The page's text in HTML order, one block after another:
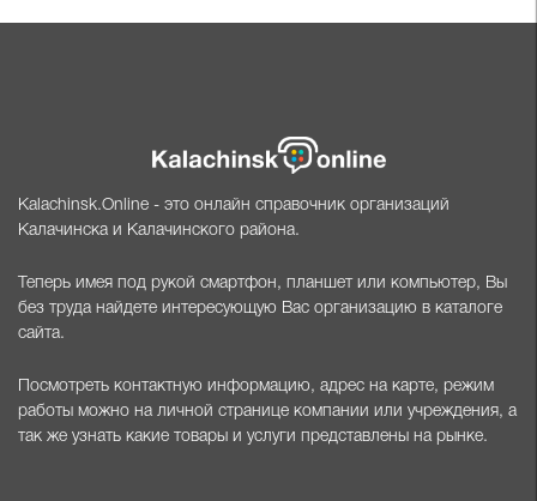
Kalachinsk.Online - это онлайн справочник организаций
Калачинска и Калачинского района.
Теперь имея под рукой смартфон, планшет или компьютер, Вы
без труда найдете интересующую Вас организацию в каталоге
сайта.
Посмотреть контактную информацию, адрес на карте, режим
работы можно на личной странице компании или учреждения, а
так же узнать какие товары и услуги представлены на рынке.